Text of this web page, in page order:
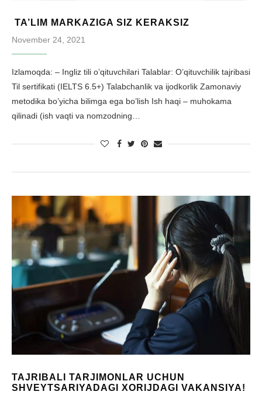
TA’LIM MARKAZIGA SIZ KERAKSIZ
November 24, 2021
Izlamoqda: – Ingliz tili o’qituvchilari Talablar: O’qituvchilik tajribasi
Til sertifikati (IELTS 6.5+) Talabchanlik va ijodkorlik Zamonaviy
metodika bo’yicha bilimga ega bo’lish Ish haqi – muhokama
qilinadi (ish vaqti va nomzodning…
TAJRIBALI TARJIMONLAR UCHUN
SHVEYTSARIYADAGI XORIJDAGI VAKANSIYA!